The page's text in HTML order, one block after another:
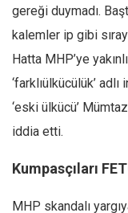
gereği duymadı.
kalemler ip gibi
Hatta MHP’ye
‘farklıülkücülük’
‘eski ülkücü’
iddia etti.
Kumpasçıları
MHP skandalı